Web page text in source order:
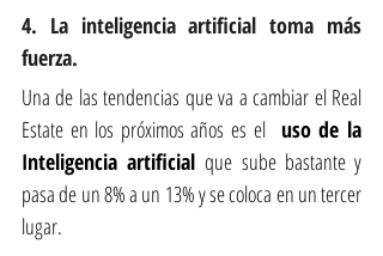
4. La inteligencia artificial toma más
fuerza.
Una de las tendencias que va a cambiar el Real
Estate en los próximos años es el uso de la
Inteligencia artificial que sube bastante y
pasa de un 8% a un 13% y se coloca en un tercer
lugar.